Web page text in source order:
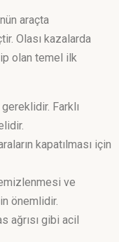
araçta
Olası kazalarda
olan temel ilk
gereklidir. Farklı
kapatılması için
ve
önemlidir.
ağrısı gibi acil